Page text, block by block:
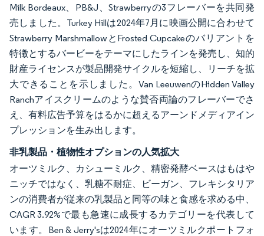
Milk Bordeaux、PB&J、Strawberryの3フレーバーを共同発
売しました。Turkey Hillは2024年7月に映画公開に合わせて
Strawberry MarshmallowとFrosted Cupcakeのバリアントを
特徴とするバービーをテーマにしたラインを発売し、知的
財産ライセンスが製品開発サイクルを短縮し、リーチを拡
大できることを示しました。Van LeeuwenのHidden Valley
Ranchアイスクリームのような賛否両論のフレーバーでさ
え、有料広告予算をはるかに超えるアーンドメディアイン
プレッションを生み出します。
非乳製品・植物性オプションの人気拡大
オーツミルク、カシューミルク、精密発酵ベースはもはや
ニッチではなく、乳糖不耐症、ビーガン、フレキシタリア
ンの消費者が従来の乳製品と同等の味と食感を求める中、
CAGR 3.92%で最も急速に成長するカテゴリーを代表して
います。Ben & Jerry'sは2024年にオーツミルクポートフォ